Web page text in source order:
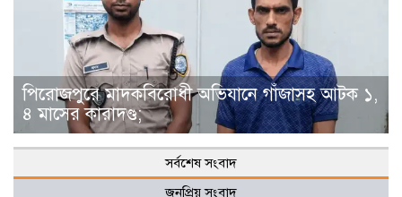
পিরোজপুরে মাদকবিরোধী অভিযানে গাঁজাসহ আটক ১,
৪ মাসের কারাদণ্ড;
সর্বশেষ সংবাদ
জনপ্রিয় সংবাদ